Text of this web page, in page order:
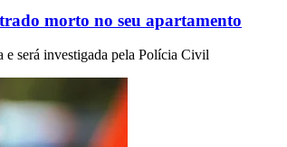
morto no seu apartamento
e será investigada pela Polícia Civil